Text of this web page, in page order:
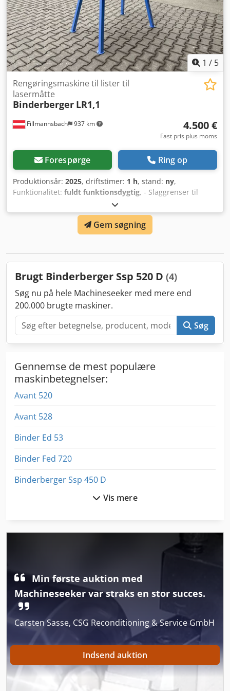
1 / 5
Fillmannsbach 937 km
Rengøringsmaskine til lister til
lasermåtte
Binderberger LR1,1
4.500 €
Fast pris plus moms
Forespørge Ring op
Produktionsår: 2025, driftstimer: 1 h, stand: ny,
Funktionalitet: fuldt funktionsdygtig, - Slaggrenser til
laserskæremaskiner - 1,1 kW motor - Video med
arbejdsmetode tilgængelig Dwsdpsx E Srcefx Ahhoa
Gem søgning
Brugt Binderberger Ssp 520 D (4)
Søg nu på hele Machineseeker med mere end
200.000 brugte maskiner.
Søg
Gennemse de mest populære
maskinbetegnelser:
Avant 520
Avant 528
Binder Ed 53
Binder Fed 720
Binderberger Ssp 450 D
Boehringer Dus 560 Ti
Dresser 540
Foliant 520
Foliant 520 Hp
Fs 520
Gs 3268 Rt
Vis mere
Min første auktion med
Machineseeker var straks en stor succes.
Carsten Sasse, CSG Reconditioning & Service GmbH
Indsend auktion